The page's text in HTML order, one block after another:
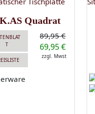
Quadrat
T
89,95 €
69,95 €
zzgl. Mwst